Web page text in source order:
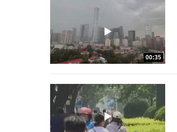
00:35